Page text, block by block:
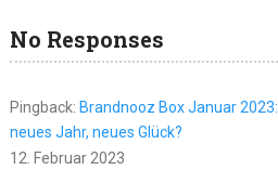
No Responses
Pingback: Brandnooz Box Januar 2023:
neues Jahr, neues Glück?
12. Februar 2023